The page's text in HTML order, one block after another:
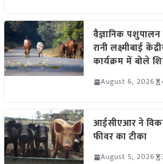
वैज्ञानिक
रानी लक्ष्मीबाई
कार्यक्रम में बोले
August 6, 2026
आईसीएआर ने
फीवर का टीका
August 5, 2026